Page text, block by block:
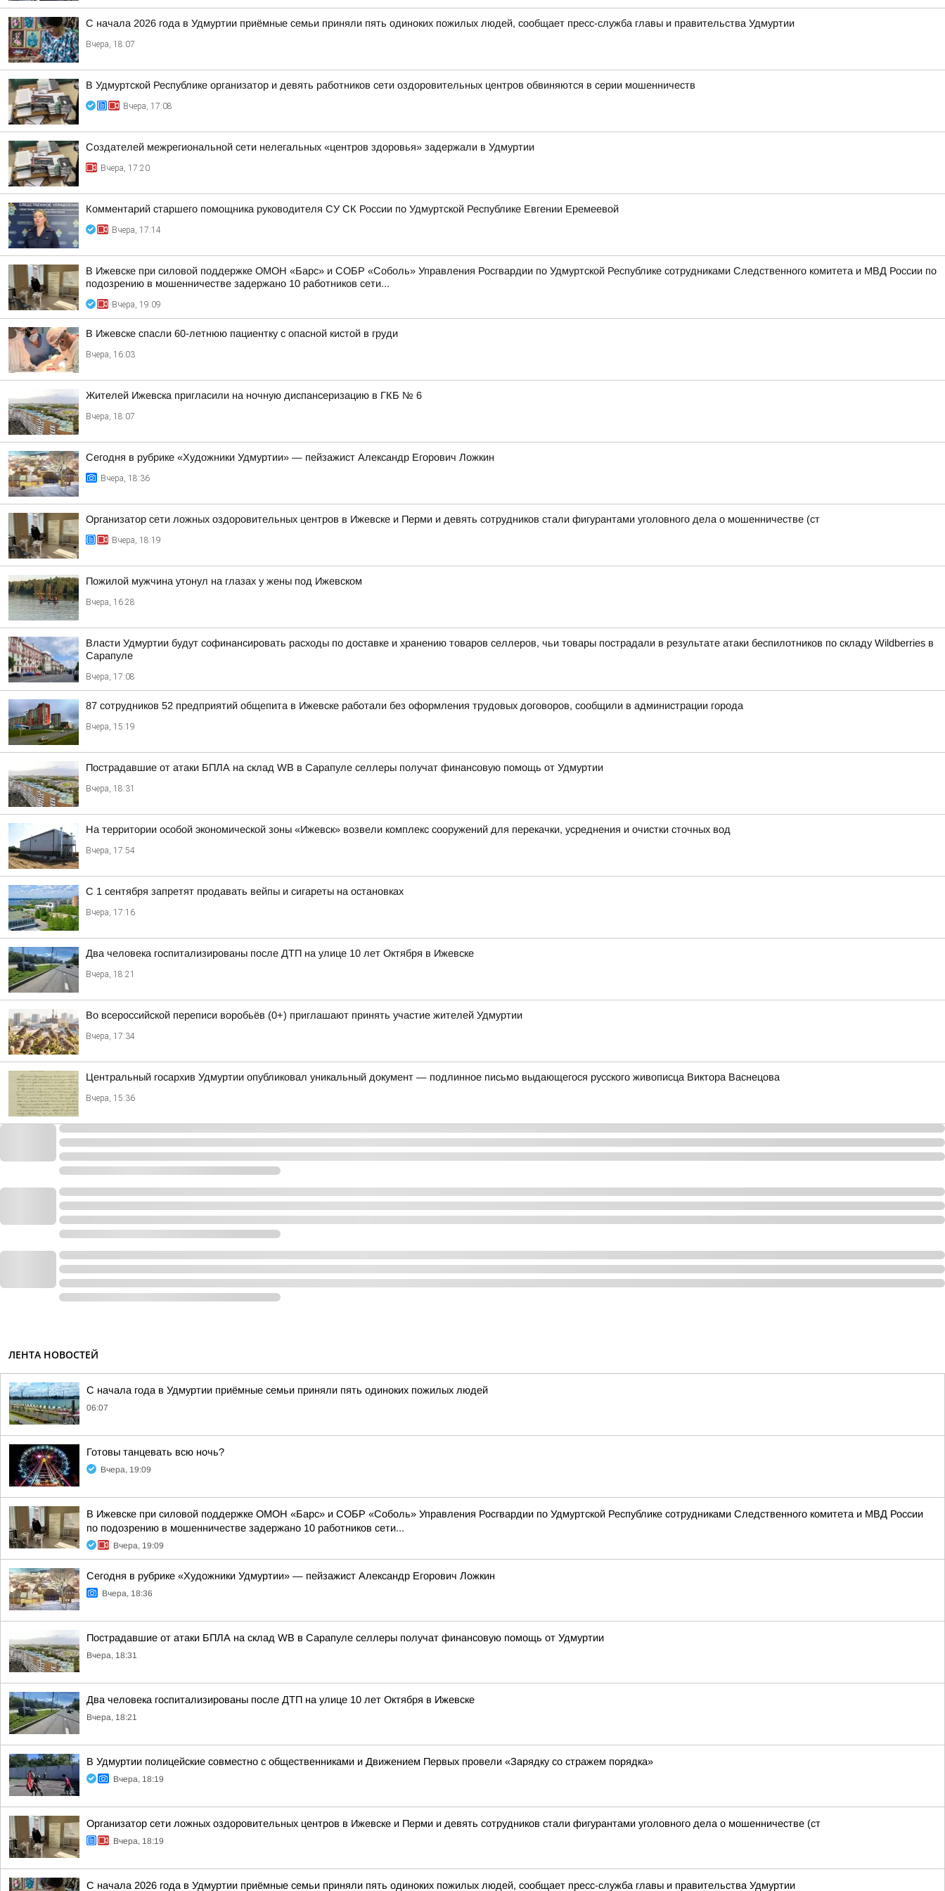
С начала 2026 года в Удмуртии приёмные семьи приняли пять одиноких пожилых людей, сообщает пресс-служба главы и правительства Удмуртии
Вчера, 18:07
В Удмуртской Республике организатор и девять работников сети оздоровительных центров обвиняются в серии мошенничеств
Вчера, 17:08
Создателей межрегиональной сети нелегальных «центров здоровья» задержали в Удмуртии
Вчера, 17:20
Комментарий старшего помощника руководителя СУ СК России по Удмуртской Республике Евгении Еремеевой
Вчера, 17:14
В Ижевске при силовой поддержке ОМОН «Барс» и СОБР «Соболь» Управления Росгвардии по Удмуртской Республике сотрудниками Следственного комитета и МВД России по
подозрению в мошенничестве задержано 10 работников сети...
Вчера, 19:09
В Ижевске спасли 60-летнюю пациентку с опасной кистой в груди
Вчера, 16:03
Жителей Ижевска пригласили на ночную диспансеризацию в ГКБ № 6
Вчера, 18:07
Сегодня в рубрике «Художники Удмуртии» — пейзажист Александр Егорович Ложкин
Вчера, 18:36
Организатор сети ложных оздоровительных центров в Ижевске и Перми и девять сотрудников стали фигурантами уголовного дела о мошенничестве (ст
Вчера, 18:19
Пожилой мужчина утонул на глазах у жены под Ижевском
Вчера, 16:28
Власти Удмуртии будут софинансировать расходы по доставке и хранению товаров селлеров, чьи товары пострадали в результате атаки беспилотников по складу Wildberries в
Сарапуле
Вчера, 17:08
87 сотрудников 52 предприятий общепита в Ижевске работали без оформления трудовых договоров, сообщили в администрации города
Вчера, 15:19
Пострадавшие от атаки БПЛА на склад WB в Сарапуле селлеры получат финансовую помощь от Удмуртии
Вчера, 18:31
На территории особой экономической зоны «Ижевск» возвели комплекс сооружений для перекачки, усреднения и очистки сточных вод
Вчера, 17:54
С 1 сентября запретят продавать вейпы и сигареты на остановках
Вчера, 17:16
Два человека госпитализированы после ДТП на улице 10 лет Октября в Ижевске
Вчера, 18:21
Во всероссийской переписи воробьёв (0+) приглашают принять участие жителей Удмуртии
Вчера, 17:34
Центральный госархив Удмуртии опубликовал уникальный документ — подлинное письмо выдающегося русского живописца Виктора Васнецова
Вчера, 15:36
ЛЕНТА НОВОСТЕЙ
С начала года в Удмуртии приёмные семьи приняли пять одиноких пожилых людей
06:07
Готовы танцевать всю ночь?
Вчера, 19:09
В Ижевске при силовой поддержке ОМОН «Барс» и СОБР «Соболь» Управления Росгвардии по Удмуртской Республике сотрудниками Следственного комитета и МВД России
по подозрению в мошенничестве задержано 10 работников сети...
Вчера, 19:09
Сегодня в рубрике «Художники Удмуртии» — пейзажист Александр Егорович Ложкин
Вчера, 18:36
Пострадавшие от атаки БПЛА на склад WB в Сарапуле селлеры получат финансовую помощь от Удмуртии
Вчера, 18:31
Два человека госпитализированы после ДТП на улице 10 лет Октября в Ижевске
Вчера, 18:21
В Удмуртии полицейские совместно с общественниками и Движением Первых провели «Зарядку со стражем порядка»
Вчера, 18:19
Организатор сети ложных оздоровительных центров в Ижевске и Перми и девять сотрудников стали фигурантами уголовного дела о мошенничестве (ст
Вчера, 18:19
С начала 2026 года в Удмуртии приёмные семьи приняли пять одиноких пожилых людей, сообщает пресс-служба главы и правительства Удмуртии